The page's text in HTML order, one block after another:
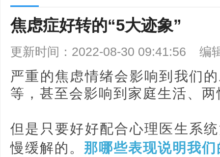
焦虑症好转的“5大迹象”​
更新时间：2022-08-30 09:41:56 编
严重的焦虑情绪会影响到我们
等，甚至会影响到家庭生活、
但是只要好好配合心理医生系
慢缓解的。 那哪些表现说明我